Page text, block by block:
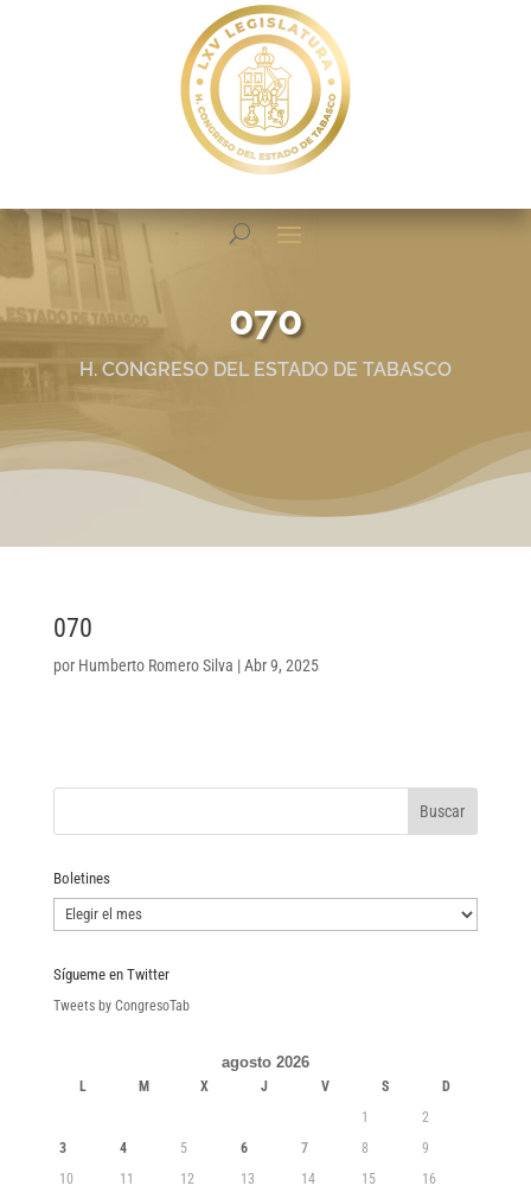
070
H. CONGRESO DEL ESTADO DE TABASCO
070
por Humberto Romero Silva |Abr 9, 2025
Boletines
Boletines
Sígueme en Twitter
Tweets by CongresoTab
agosto 2026
L M X J V S
D
1
2
3
4 5 6 7 8
9
10
11 12 13 14 15
16